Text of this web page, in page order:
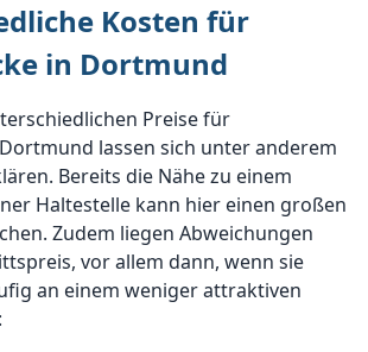
Kosten für
in Dortmund
Preise für
lassen sich unter anderem
Bereits die Nähe zu einem
Haltestelle kann hier einen großen
Zudem liegen Abweichungen
vor allem dann, wenn sie
an einem weniger attraktiven